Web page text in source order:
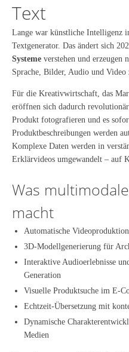
Text
Lange war künstliche Intelligenz
Textgenerator. Das ändert sich
Systeme verstehen und erzeugen
Sprache, Bilder, Audio und Video
Für die Kreativwirtschaft, das
eröffnen sich dadurch
Produkt fotografieren und es
Produktbeschreibungen werden
Komplexe Daten werden in
Erklärvideos umgewandelt – auf
Was
macht
Automatische
3D-Modellgenerierung für
Interaktive Audioerlebnisse
Generation
Visuelle Produktsuche im E-
Echtzeit-Übersetzung mit
Dynamische
Medien